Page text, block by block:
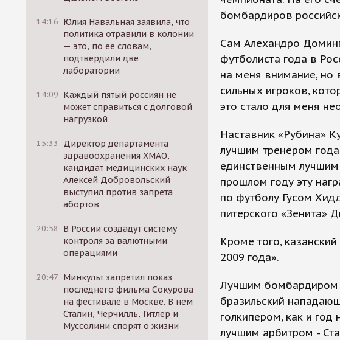
14:16 Юлия Навальная заявила, что
политика отравили в колонии
— это, по ее словам,
подтвердили две
лаборатории
14:09 Каждый пятый россиян не
может справиться с долговой
нагрузкой
15:33
Директор департамента
здравоохранения ХМАО,
кандидат медицинских наук
Алексей Добровольский
выступил против запрета
абортов
20:58
В России создадут систему
контроля за валютными
операциями
20:47 Минкульт запретил показ
последнего фильма Сокурова
на фестивале в Москве. В нем
Сталин, Черчилль, Гитлер и
Муссолини спорят о жизни
бомбардиров
Сам Алехандро
футболиста года в
на меня внимание, но
сильных игроков,
это стало для меня
Наставник «Рубина»
лучшим тренером
единственным
прошлом году эту
по футболу Гусом
питерского «Зенита»
Кроме того,
2009 года».
Лучшим бомбардиром
бразильский
голкипером, как и
лучшим арбитром -